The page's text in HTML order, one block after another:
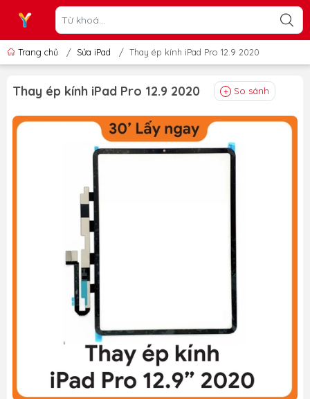
Trang chủ / Sửa iPad / Thay ép kính iPad Pro 12.9 2020
Thay ép kính iPad Pro 12.9 2020 So sánh